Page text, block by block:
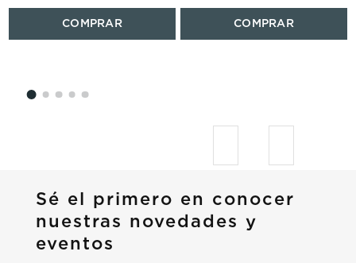
Sé el primero en conocer
nuestras novedades y
eventos